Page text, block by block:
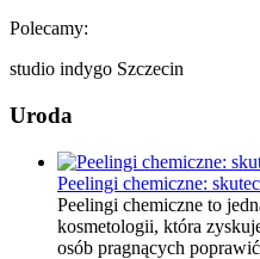
Polecamy:
studio indygo Szczecin
Uroda
Peelingi chemiczne:
Peelingi chemiczne to
kosmetologii, która
osób pragnących